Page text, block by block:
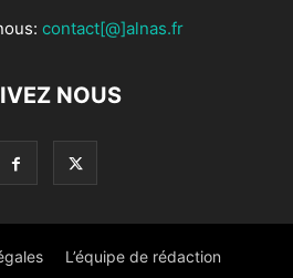
contact[@]alnas.fr
NOUS
L’équipe de rédaction